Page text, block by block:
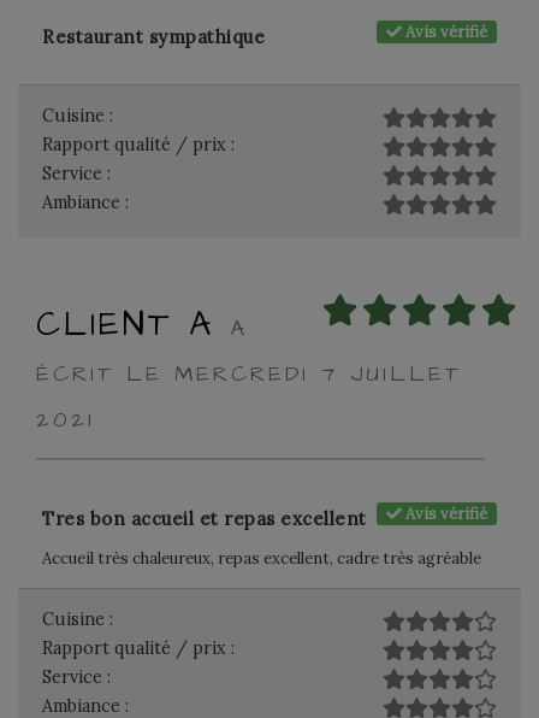
Avis vérifié
Restaurant sympathique
Cuisine :
Rapport qualité / prix :
Service :
Ambiance :
CLIENT A
A
ÉCRIT LE MERCREDI 7 JUILLET
2021
Avis vérifié
Tres bon accueil et repas excellent
Accueil très chaleureux, repas excellent, cadre très agréable
Cuisine :
Rapport qualité / prix :
Service :
Ambiance :